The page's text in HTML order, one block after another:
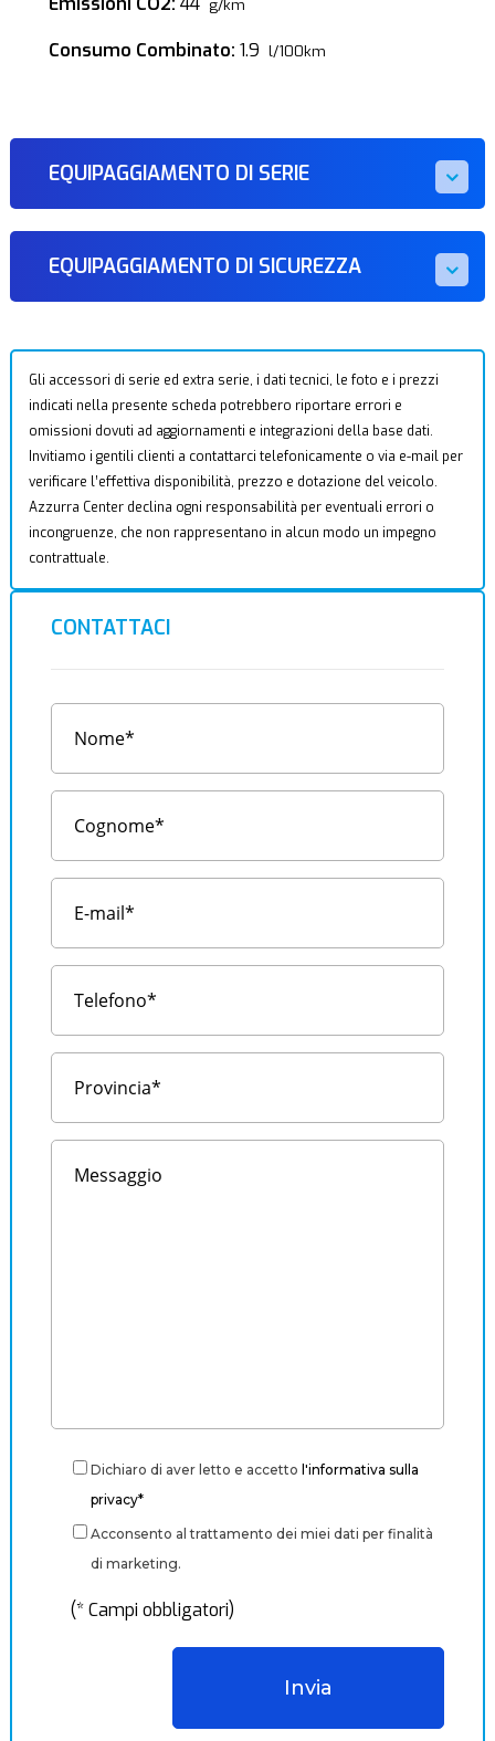
g/km
Consumo Combinato: 1.9 l/100km
EQUIPAGGIAMENTO DI SERIE
EQUIPAGGIAMENTO DI SICUREZZA
Gli accessori di serie ed extra serie, i dati tecnici, le foto e i prezzi
indicati nella presente scheda potrebbero riportare errori e
omissioni dovuti ad aggiornamenti e integrazioni della base dati.
Invitiamo i gentili clienti a contattarci telefonicamente o via e-mail per
verificare l’effettiva disponibilità, prezzo e dotazione del veicolo.
Azzurra Center declina ogni responsabilità per eventuali errori o
incongruenze, che non rappresentano in alcun modo un impegno
contrattuale.
CONTATTACI
Dichiaro di aver letto e accetto l'informativa sulla
privacy*
Acconsento al trattamento dei miei dati per finalità
di marketing.
(* Campi obbligatori)